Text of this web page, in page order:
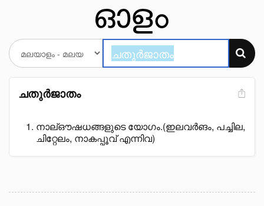
ചതുർജാതം
നാല്ഔഷധങ്ങളുടെ യോഗം.(ഇലവർങം, പച്ചില,
ചിറ്റേലം, നാകപ്പൂവ് എന്നിവ)